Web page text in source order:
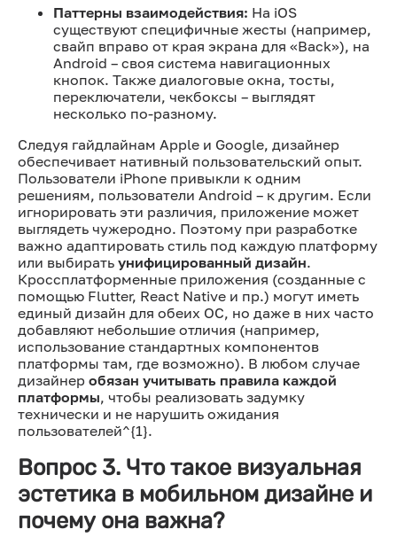
Паттерны взаимодействия: На iOS
существуют специфичные жесты (например,
свайп вправо от края экрана для «Back»), на
Android – своя система навигационных
кнопок. Также диалоговые окна, тосты,
переключатели, чекбоксы – выглядят
несколько по-разному.
Следуя гайдлайнам Apple и Google, дизайнер
обеспечивает нативный пользовательский опыт.
Пользователи iPhone привыкли к одним
решениям, пользователи Android – к другим. Если
игнорировать эти различия, приложение может
выглядеть чужеродно. Поэтому при разработке
важно адаптировать стиль под каждую платформу
или выбирать унифицированный дизайн.
Кроссплатформенные приложения (созданные с
помощью Flutter, React Native и пр.) могут иметь
единый дизайн для обеих ОС, но даже в них часто
добавляют небольшие отличия (например,
использование стандартных компонентов
платформы там, где возможно). В любом случае
дизайнер обязан учитывать правила каждой
платформы, чтобы реализовать задумку
технически и не нарушить ожидания
пользователей^{1}.
Вопрос 3. Что такое визуальная
эстетика в мобильном дизайне и
почему она важна?